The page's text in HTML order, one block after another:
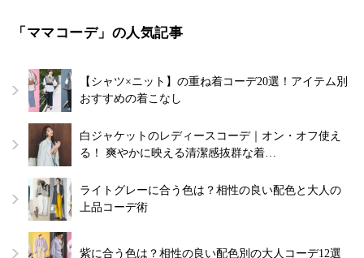
「ママコーデ」の人気記事
【シャツ×ニット】の重ね着コーデ20選！アイテム別
おすすめの着こなし
白ジャケットのレディースコーデ｜オン・オフ使え
る！ 爽やかに映える清潔感抜群な着…
ライトグレーに合う色は？相性の良い配色と大人の
上品コーデ術
紫に合う色は？相性の良い配色別の大人コーデ12選